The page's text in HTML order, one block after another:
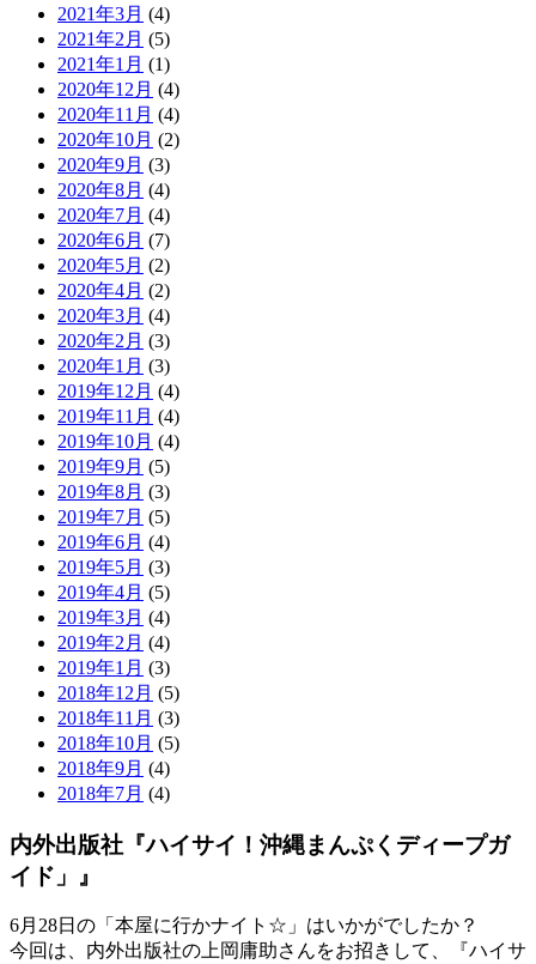
2021年3月 (4)
2021年2月 (5)
2021年1月 (1)
2020年12月 (4)
2020年11月 (4)
2020年10月 (2)
2020年9月 (3)
2020年8月 (4)
2020年7月 (4)
2020年6月 (7)
2020年5月 (2)
2020年4月 (2)
2020年3月 (4)
2020年2月 (3)
2020年1月 (3)
2019年12月 (4)
2019年11月 (4)
2019年10月 (4)
2019年9月 (5)
2019年8月 (3)
2019年7月 (5)
2019年6月 (4)
2019年5月 (3)
2019年4月 (5)
2019年3月 (4)
2019年2月 (4)
2019年1月 (3)
2018年12月 (5)
2018年11月 (3)
2018年10月 (5)
2018年9月 (4)
2018年7月 (4)
内外出版社『ハイサイ！沖縄まんぷくディープガ
イド」』
6月28日の「本屋に行かナイト☆」はいかがでしたか？
今回は、内外出版社の上岡庸助さんをお招きして、『ハイサ